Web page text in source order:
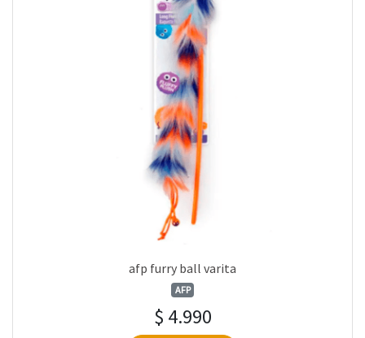
afp furry ball varita
AFP
$ 4.990